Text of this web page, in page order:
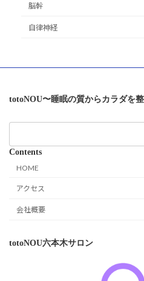
脳幹
自律神経
totoNOU〜睡眠の質からカラダを
Contents
HOME
アクセス
会社概要
totoNOU六本木サロン